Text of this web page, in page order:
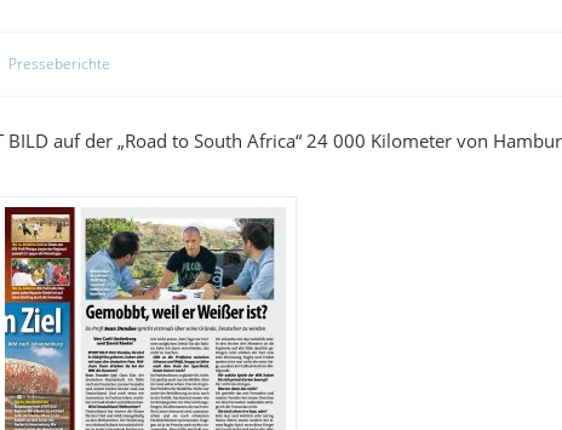
Presseberichte
BILD auf der „Road to South Africa“ 24 000 Kilometer von